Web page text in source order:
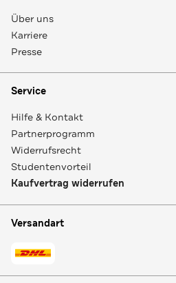
Über uns
Karriere
Presse
Service
Hilfe & Kontakt
Partnerprogramm
Widerrufsrecht
Studentenvorteil
Kaufvertrag widerrufen
Versandart